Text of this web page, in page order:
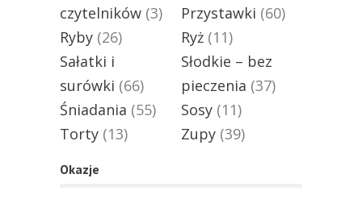
czytelników (3)
Przystawki (60)
Ryby (26) Ryż (11)
Sałatki i
surówki (66)
Słodkie – bez
pieczenia (37)
Śniadania (55) Sosy (11)
Torty (13) Zupy (39)
Okazje